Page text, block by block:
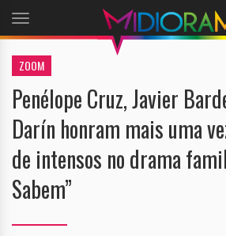
Toggle
navigation
ZOOM
Penélope Cruz, Javier
Darín honram mais uma
de intensos no drama
Sabem”